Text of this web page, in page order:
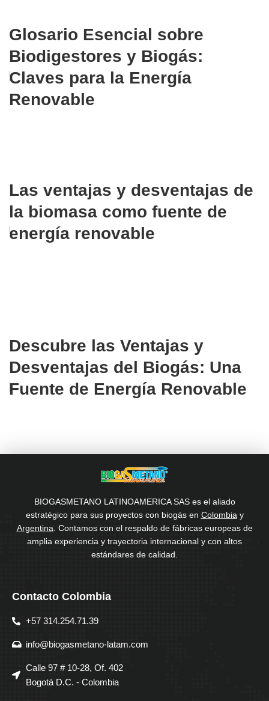
Glosario Esencial sobre
Biodigestores y Biogás:
Claves para la Energía
Renovable
Las ventajas y desventajas de
la biomasa como fuente de
energía renovable
Descubre las Ventajas y
Desventajas del Biogás: Una
Fuente de Energía Renovable
BIOGASMETANO LATINOAMERICA SAS es el aliado
estratégico para sus proyectos con biogás en Colombia y
Argentina . Contamos con el respaldo de fábricas europeas de
amplia experiencia y trayectoria internacional y con altos
estándares de calidad.
Contacto Colombia
+57 314.254.71.39
info@biogasmetano-latam.com
Calle 97 # 10-28, Of. 402
Bogotá D.C. - Colombia